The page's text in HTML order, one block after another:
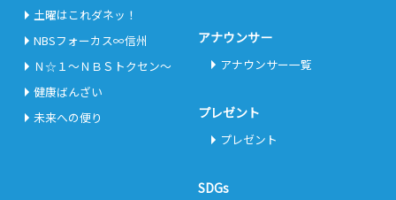
土曜はこれダネッ！
NBSフォーカス∞信州
Ｎ☆１～ＮＢＳトクセン～
健康ばんざい
未来への便り
アナウンサー
アナウンサー一覧
プレゼント
プレゼント
SDGs